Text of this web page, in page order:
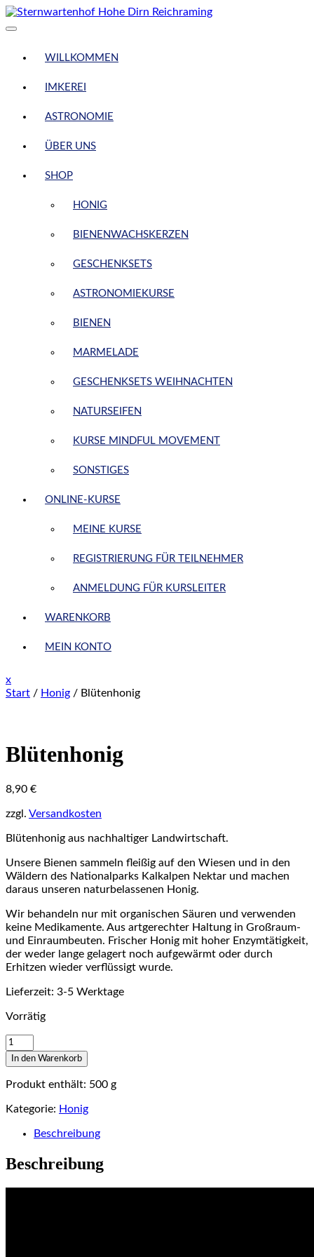
Skip
to
WILLKOMMEN
IMKEREI
ASTRONOMIE
ÜBER UNS
SHOP
HONIG
BIENENWACHSKERZEN
GESCHENKSETS
ASTRONOMIEKURSE
BIENEN
MARMELADE
GESCHENKSETS WEIHNACHTEN
NATURSEIFEN
KURSE MINDFUL MOVEMENT
SONSTIGES
ONLINE-KURSE
MEINE KURSE
REGISTRIERUNG FÜR TEILNEHMER
ANMELDUNG FÜR KURSLEITER
WARENKORB
MEIN KONTO
xClose
Menu
Start / Honig / Blütenhonig
Blütenhonig
8,90 €
zzgl. Versandkosten
Blütenhonig aus nachhaltiger Landwirtschaft.
Unsere Bienen sammeln fleißig auf den Wiesen und in den
Wäldern des Nationalparks Kalkalpen Nektar und machen
daraus unseren naturbelassenen Honig.
Wir behandeln nur mit organischen Säuren und verwenden
keine Medikamente. Aus artgerechter Haltung in Großraum-
und Einraumbeuten. Frischer Honig mit hoher Enzymtätigkeit,
der weder lange gelagert noch aufgewärmt oder durch
Erhitzen wieder verflüssigt wurde.
Lieferzeit: 3-5 Werktage
Vorrätig
Blütenhonig
Menge
In den Warenkorb
Produkt enthält: 500 g
Kategorie: Honig
Beschreibung
Beschreibung